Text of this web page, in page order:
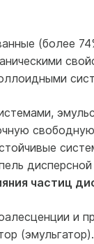
(более
частиц
и